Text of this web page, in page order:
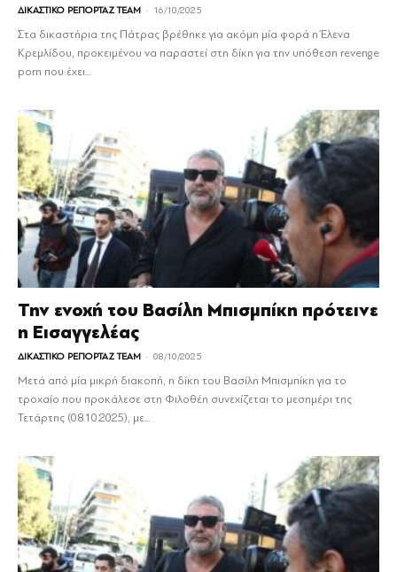
ΔΙΚΑΣΤΙΚΟ ΡΕΠΟΡΤΑΖ TEAM - 16/10/2025
Στα δικαστήρια της Πάτρας βρέθηκε για ακόμη μία φορά η Έλενα
Κρεμλίδου, προκειμένου να παραστεί στη δίκη για την υπόθεση revenge
porn που έχει...
Την ενοχή του Βασίλη Μπισμπίκη πρότεινε
η Εισαγγελέας
ΔΙΚΑΣΤΙΚΟ ΡΕΠΟΡΤΑΖ TEAM - 08/10/2025
Μετά από μία μικρή διακοπή, η δίκη του Βασίλη Μπισμπίκη για το
τροχαίο που προκάλεσε στη Φιλοθέη συνεχίζεται το μεσημέρι της
Τετάρτης (08.10.2025), με...